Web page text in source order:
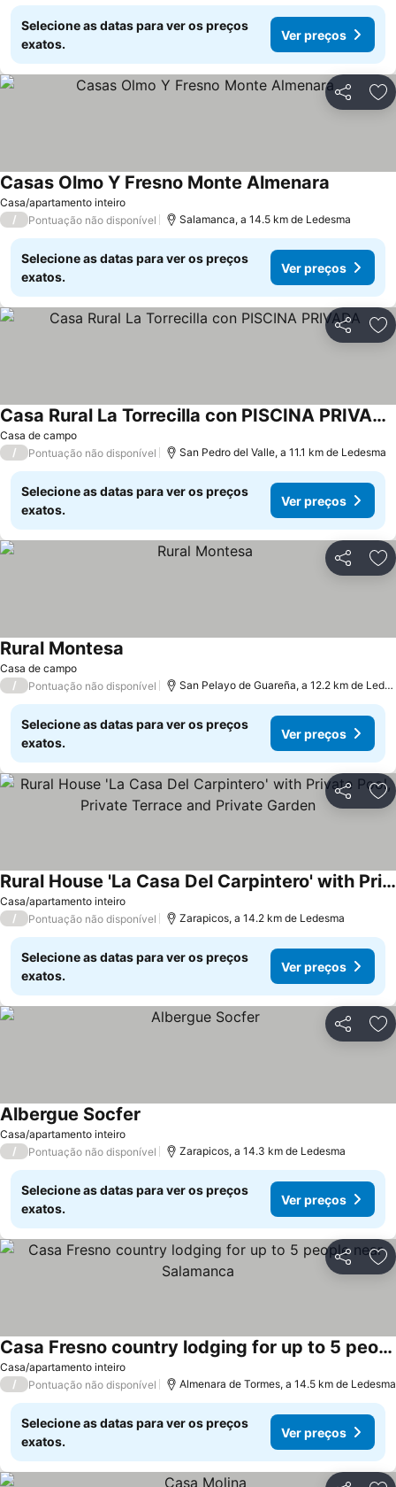
Selecione as datas para ver os preços
exatos.
Ver preços
Partilhar
Casa/apartamento inteiro
Casas Olmo Y Fresno Monte Almenara
/ Pontuação não disponível Salamanca, a 14.5 km de Ledesma
Selecione as datas para ver os preços
exatos.
Ver preços
Partilhar
Casa de campo
Casa Rural La Torrecilla con PISCINA PRIVADA
/ Pontuação não disponível San Pedro del Valle, a 11.1 km de Ledesma
Selecione as datas para ver os preços
exatos.
Ver preços
Partilhar
Casa de campo
Rural Montesa
/ Pontuação não disponível San Pelayo de Guareña, a 12.2 km de Ledesma
Selecione as datas para ver os preços
exatos.
Ver preços
Partilhar
Casa/apartamento inteiro
Rural House 'La Casa Del Carpintero' with Private Pool, Private Terrace and Private Garden
/ Pontuação não disponível Zarapicos, a 14.2 km de Ledesma
Selecione as datas para ver os preços
exatos.
Ver preços
Partilhar
Casa/apartamento inteiro
Albergue Socfer
/ Pontuação não disponível Zarapicos, a 14.3 km de Ledesma
Selecione as datas para ver os preços
exatos.
Ver preços
Partilhar
Casa/apartamento inteiro
Casa Fresno country lodging for up to 5 people near Salamanca
/ Pontuação não disponível Almenara de Tormes, a 14.5 km de Ledesma
Selecione as datas para ver os preços
exatos.
Ver preços